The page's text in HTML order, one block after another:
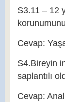
S3.11 – 12
Cevap:
S4.Bireyin
saplantılı
Cevap: